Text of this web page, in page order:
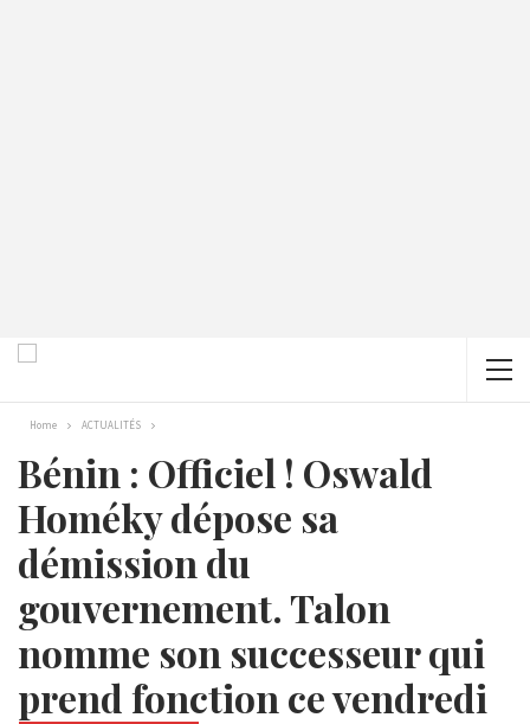
Home ACTUALITÉS
Bénin : Officiel ! Oswald
Homéky dépose sa
démission du
gouvernement. Talon
nomme son successeur qui
prend fonction ce vendredi